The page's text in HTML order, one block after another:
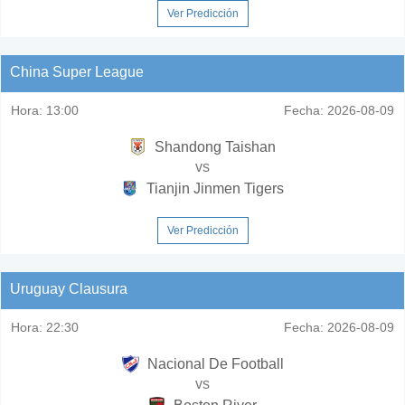
Ver Predicción
China Super League
Hora: 13:00 Fecha: 2026-08-09
Shandong Taishan
vs
Tianjin Jinmen Tigers
Ver Predicción
Uruguay Clausura
Hora: 22:30 Fecha: 2026-08-09
Nacional De Football
vs